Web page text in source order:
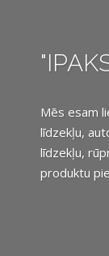
Mēs esam
līdzekļu,
līdzekļu,
produktu